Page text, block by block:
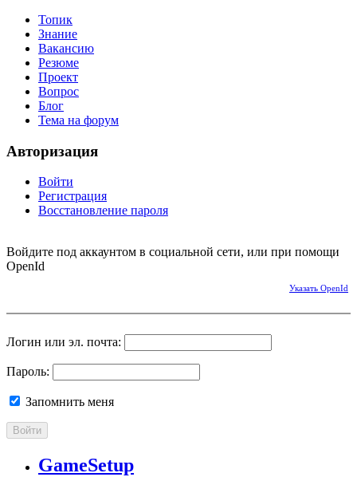
Топик
Знание
Вакансию
Резюме
Проект
Вопрос
Блог
Тема на форум
Авторизация
Войти
Регистрация
Восстановление пароля
Войдите под аккаунтом в социальной сети, или при помощи
OpenId
Указать OpenId
Логин или эл. почта:
Пароль:
Запомнить меня
Войти
GameSetup